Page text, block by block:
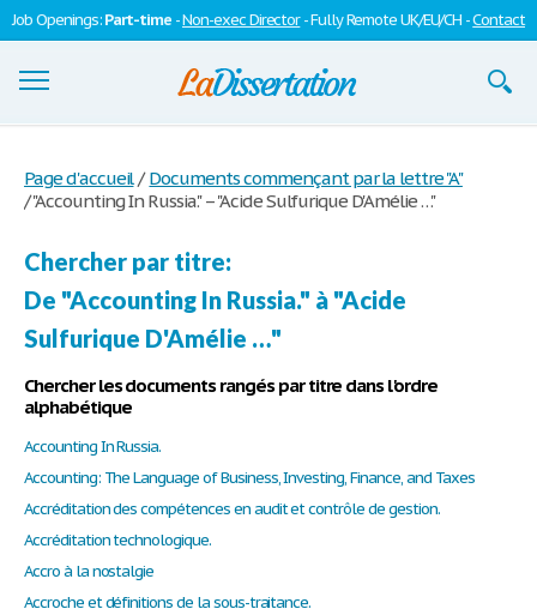
Job Openings:Part-time -Non-exec Director- Fully Remote UK/EU/CH -Contact
S'inscrire
Se connecter
Contactez-nous
Page d'accueil / Documents commençant par la lettre "A"
/"Accounting In Russia." – "Acide Sulfurique D'Amélie …"
Chercher par titre:
De "Accounting In Russia." à "Acide
Sulfurique D'Amélie …"
Chercher les documents rangés par titre dans l'ordre
alphabétique
Accounting In Russia.
Accounting: The Language of Business, Investing, Finance, and Taxes
Accréditation des compétences en audit et contrôle de gestion.
Accréditation technologique.
Accro à la nostalgie
Accroche et définitions de la sous-traitance.